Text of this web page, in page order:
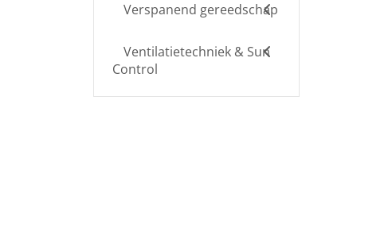
Verspanend gereedschap
Ventilatietechniek & Sun
Control